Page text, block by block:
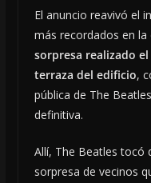
El anuncio reavivó el
más recordados en la
sorpresa realizado
terraza del edificio,
pública de The
definitiva.
Allí, The Beatles tocó
sorpresa de vecinos